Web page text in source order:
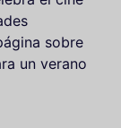
sobre
un verano